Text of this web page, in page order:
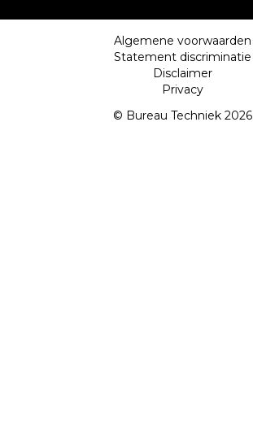
Algemene voorwaarden
Statement discriminatie
Disclaimer
Privacy
© Bureau Techniek 2026